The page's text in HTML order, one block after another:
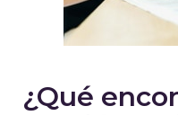
¿Qué